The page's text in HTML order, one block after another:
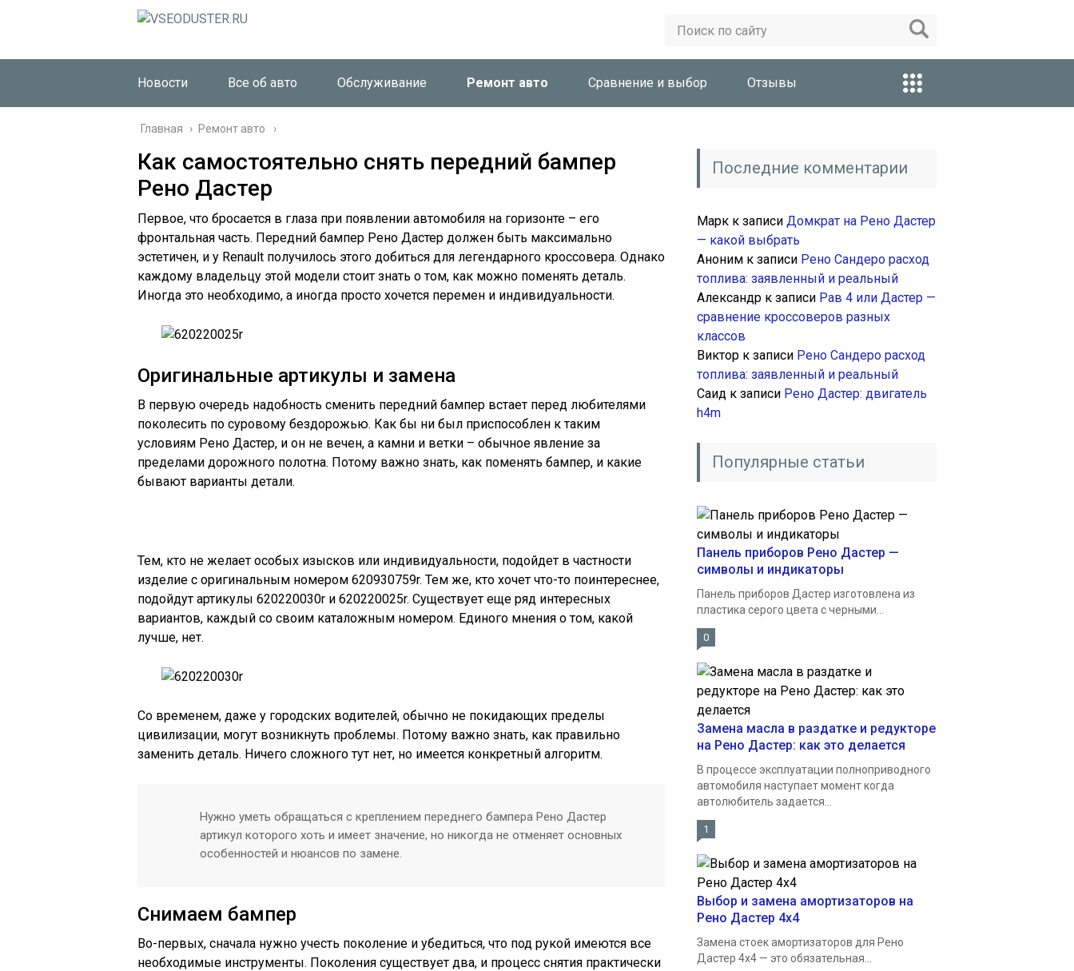
Новости Все об авто Обслуживание Ремонт авто Сравнение и выбор Отзывы
Главная › Ремонт авто
Как самостоятельно снять передний бампер
Рено Дастер
Первое, что бросается в глаза при появлении автомобиля на горизонте – его
фронтальная часть. Передний бампер Рено Дастер должен быть максимально
эстетичен, и у Renault получилось этого добиться для легендарного кроссовера. Однако
каждому владельцу этой модели стоит знать о том, как можно поменять деталь.
Иногда это необходимо, а иногда просто хочется перемен и индивидуальности.
Оригинальные артикулы и замена
В первую очередь надобность сменить передний бампер встает перед любителями
поколесить по суровому бездорожью. Как бы ни был приспособлен к таким
условиям Рено Дастер, и он не вечен, а камни и ветки – обычное явление за
пределами дорожного полотна. Потому важно знать, как поменять бампер, и какие
бывают варианты детали.
Тем, кто не желает особых изысков или индивидуальности, подойдет в частности
изделие с оригинальным номером 620930759r. Тем же, кто хочет что-то поинтереснее,
подойдут артикулы 620220030r и 620220025r. Существует еще ряд интересных
вариантов, каждый со своим каталожным номером. Единого мнения о том, какой
лучше, нет.
Со временем, даже у городских водителей, обычно не покидающих пределы
цивилизации, могут возникнуть проблемы. Потому важно знать, как правильно
заменить деталь. Ничего сложного тут нет, но имеется конкретный алгоритм.
Нужно уметь обращаться с креплением переднего бампера Рено Дастер
артикул которого хоть и имеет значение, но никогда не отменяет основных
особенностей и нюансов по замене.
Снимаем бампер
Во-первых, сначала нужно учесть поколение и убедиться, что под рукой имеются все
необходимые инструменты. Поколения существует два, и процесс снятия практически
Последние комментарии
Марк к записи Домкрат на Рено Дастер
— какой выбрать
Аноним к записи Рено Сандеро расход
топлива: заявленный и реальный
Александр к записи Рав 4 или Дастер —
сравнение кроссоверов разных
классов
Виктор к записи Рено Сандеро расход
топлива: заявленный и реальный
Саид к записи Рено Дастер: двигатель
h4m
Популярные статьи
Панель приборов Рено Дастер —
символы и индикаторы
Панель приборов Дастер изготовлена из
пластика серого цвета с черными...
0
Замена масла в раздатке и редукторе
на Рено Дастер: как это делается
В процессе эксплуатации полноприводного
автомобиля наступает момент когда
автолюбитель задается...
1
Выбор и замена амортизаторов на
Рено Дастер 4х4
Замена стоек амортизаторов для Рено
Дастер 4х4 — это обязательная...